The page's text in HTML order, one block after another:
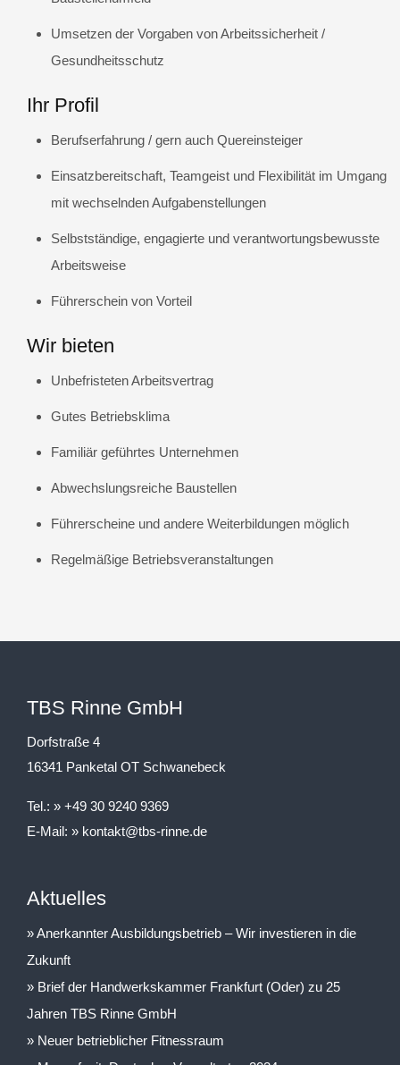
Umsetzen der Vorgaben von Arbeitssicherheit /
Gesundheitsschutz
Ihr Profil
Berufserfahrung / gern auch Quereinsteiger
Einsatzbereitschaft, Teamgeist und Flexibilität im Umgang
mit wechselnden Aufgabenstellungen
Selbstständige, engagierte und verantwortungsbewusste
Arbeitsweise
Führerschein von Vorteil
Wir bieten
Unbefristeten Arbeitsvertrag
Gutes Betriebsklima
Familiär geführtes Unternehmen
Abwechslungsreiche Baustellen
Führerscheine und andere Weiterbildungen möglich
Regelmäßige Betriebsveranstaltungen
TBS Rinne GmbH
Dorfstraße 4
16341 Panketal OT Schwanebeck
Tel.:
+49 30 9240 9369
E-Mail:
kontakt@tbs-rinne.de
Aktuelles
Anerkannter Ausbildungsbetrieb – Wir investieren in die
Zukunft
Brief der Handwerkskammer Frankfurt (Oder) zu 25
Jahren TBS Rinne GmbH
Neuer betrieblicher Fitnessraum